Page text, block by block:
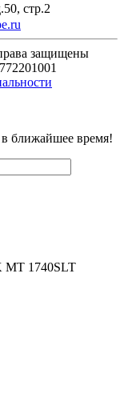
стр.2
защищены
ближайшее время!
1740SLT